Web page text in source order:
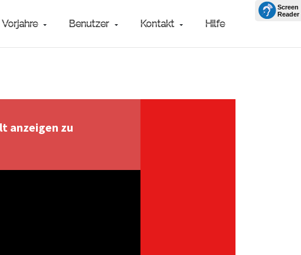
Vorjahre Benutzer Kontakt Hilfe
anzeigen zu